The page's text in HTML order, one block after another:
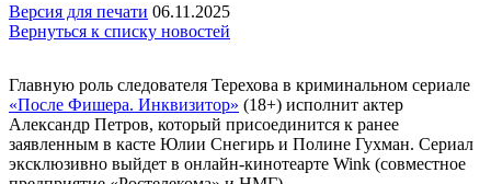
Версия для печати 06.11.2025
Вернуться к списку новостей
Главную роль следователя Терехова в криминальном сериале
«После Фишера. Инквизитор» (18+) исполнит актер
Александр Петров, который присоединится к ранее
заявленным в касте Юлии Снегирь и Полине Гухман. Сериал
эксклюзивно выйдет в онлайн-кинотеарте Wink (совместное